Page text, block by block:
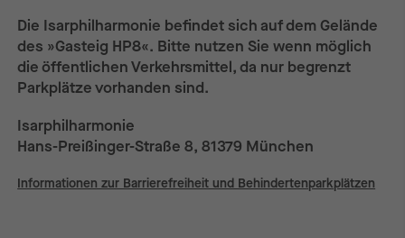
Die Isarphilharmonie befindet sich auf dem Gelände
des »Gasteig HP8«. Bitte nutzen Sie wenn möglich
die öffentlichen Verkehrsmittel, da nur begrenzt
Parkplätze vorhanden sind.
Isarphilharmonie
Hans-Preißinger-Straße 8, 81379 München
Informationen zur Barrierefreiheit und Behindertenparkplätzen